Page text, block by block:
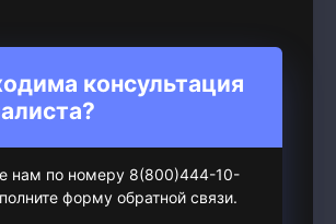
консультация
нам по номеру 8(800)444-10-
форму обратной связи.